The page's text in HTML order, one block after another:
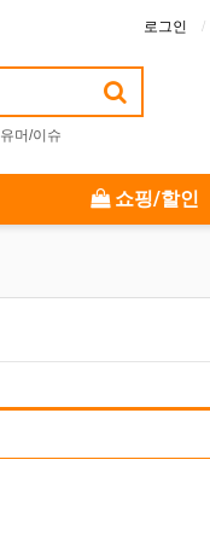
로그인
유머/이슈
쇼핑/할인